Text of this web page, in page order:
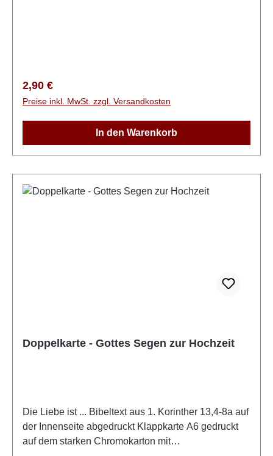
Regulärer Preis:
2,90 €
Preise inkl. MwSt. zzgl. Versandkosten
In den Warenkorb
Doppelkarte - Gottes Segen zur Hochzeit
Die Liebe ist ... Bibeltext aus 1. Korinther 13,4-8a auf
der Innenseite abgedruckt Klappkarte A6 gedruckt
auf dem starken Chromokarton mit